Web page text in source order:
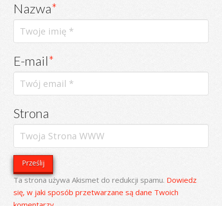
Nazwa*
E-mail*
Strona
Ta strona używa Akismet do redukcji spamu. Dowiedz
się, w jaki sposób przetwarzane są dane Twoich